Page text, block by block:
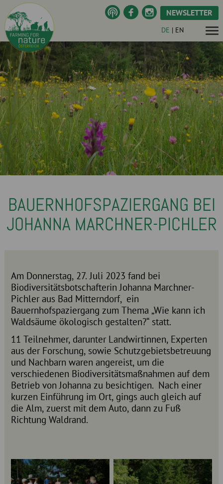
NEWSLETTER
DE | EN
BAUERNHOFSPAZIERGANG BEI
JOHANNA MARCHNER-PICHLER
Am Donnerstag, 27. Juli 2023 fand bei
Biodiversitätsbotschafterin Johanna Marchner-
Pichler aus Bad Mitterndorf, ein
Bauernhofspaziergang zum Thema „Wie kann ich
Waldsäume ökologisch gestalten?“ statt.
11 Teilnehmer, darunter Landwirtinnen, Experten
aus der Forschung, sowie Schutzgebietsbetreuung
und Nachbarn waren angereist, um die
verschiedenen Biodiversitätsmaßnahmen auf dem
Betrieb von Johanna zu besichtigen. Nach einer
kurzen Einführung im Ort, gings auch gleich auf
die Alm, zuerst mit dem Auto, dann zu Fuß
Richtung Waldrand.